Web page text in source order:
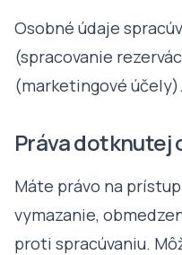
Osobné údaje
(spracovanie
(marketingové účely).
Práva dotknutej
Máte právo na
vymazanie,
proti spracúvaniu.